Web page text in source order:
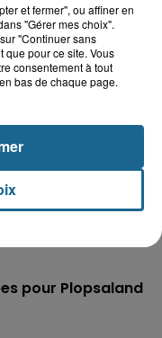
de plages
pour Dennlys
pour le parc
pour Plopsaland
et fermer", ou affiner en
"Gérer mes choix".
"Continuer sans
que pour ce site. Vous
consentement à tout
bas de chaque page.